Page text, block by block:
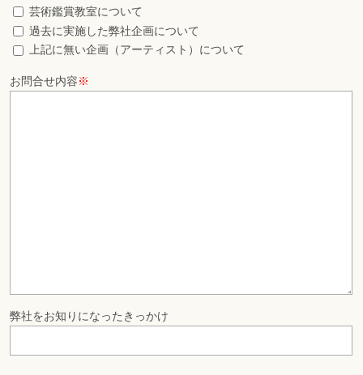
芸術鑑賞教室について
過去に実施した弊社企画について
上記に無い企画（アーティスト）について
お問合せ内容※
弊社をお知りになったきっかけ